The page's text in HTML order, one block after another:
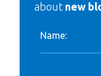
about new
Name: